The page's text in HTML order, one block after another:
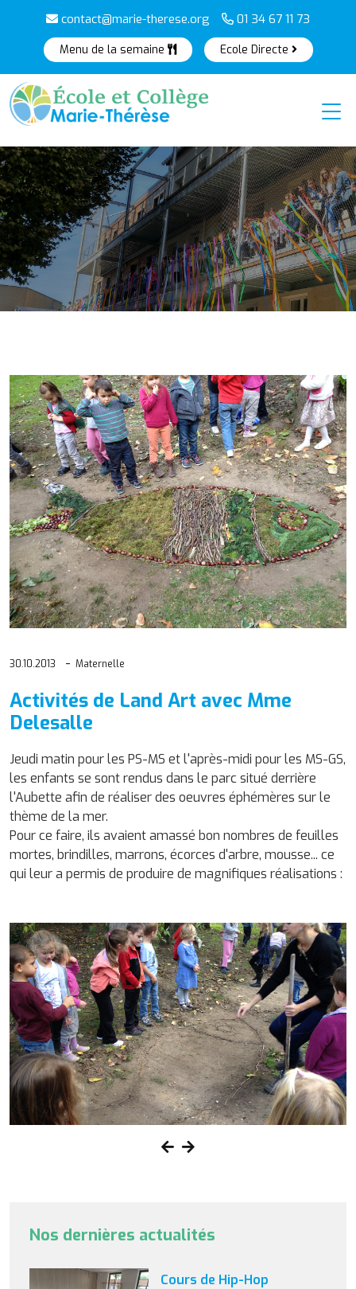
contact@marie-therese.org 01 34 67 11 73
Menu de la semaine Ecole Directe
30.10.2013 Maternelle
Activités de Land Art avec Mme
Delesalle
Jeudi matin pour les PS-MS et l'après-midi pour les MS-GS,
les enfants se sont rendus dans le parc situé derrière
l'Aubette afin de réaliser des oeuvres éphémères sur le
thème de la mer.
Pour ce faire, ils avaient amassé bon nombres de feuilles
mortes, brindilles, marrons, écorces d'arbre, mousse... ce
qui leur a permis de produire de magnifiques réalisations :
Nos dernières actualités
Cours de Hip-Hop